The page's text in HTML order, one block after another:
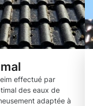
effectué par
des eaux de
adaptée à